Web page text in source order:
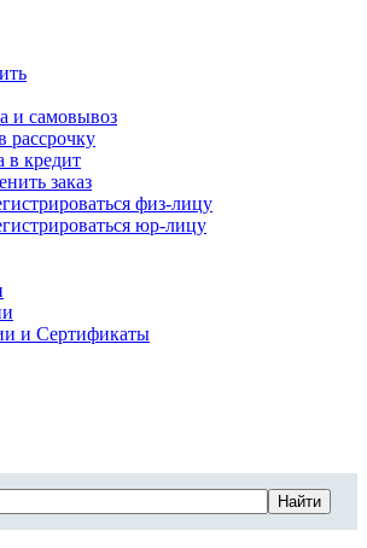
и самовывоз
рассрочку
в кредит
заказ
физ-лицу
юр-лицу
и Сертификаты
Найти